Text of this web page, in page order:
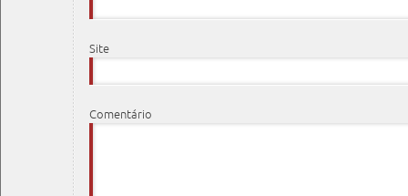
Site
Comentário